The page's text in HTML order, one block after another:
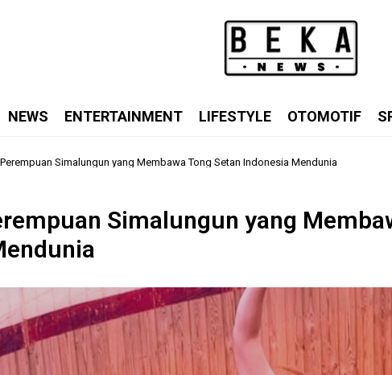
NEWS ENTERTAINMENT LIFESTYLE OTOMOTIF
Simalungun yang Membawa Tong Setan Indonesia Mendunia
Simalungun yang